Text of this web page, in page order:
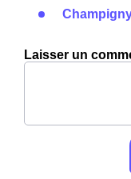
Laisser un